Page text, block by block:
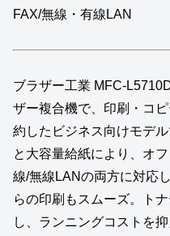
FAX/無線・有線LAN
ブラザー工業
ザー複合機で、印刷・コ
約したビジネス向けモデ
と大容量給紙により、オ
線/無線LANの両方に対応
らの印刷もスムーズ。ト
し、ランニングコストを